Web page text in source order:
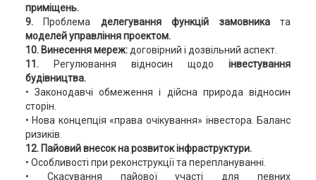
приміщень.
9.
Проблема делегування функцій замовниката
моделей управління проектом.
10. Винесення мереж: договірний і дозвільний аспект.
11.
Регулювання відносин щодо інвестування
будівництва.
• Законодавчі обмеження і дійсна природа відносин
сторін.
• Нова концепція «права очікування» інвестора. Баланс
ризиків.
12. Пайовий внесок на розвиток інфраструктури.
• Особливості при реконструкції та переплануванні.
• Скасування пайової участі для певних